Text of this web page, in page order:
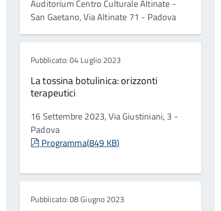
Auditorium Centro Culturale Altinate -
San Gaetano, Via Altinate 71 - Padova
Pubblicato: 04 Luglio 2023
La tossina botulinica: orizzonti
terapeutici
16 Settembre 2023, Via Giustiniani, 3 -
Padova
pdf
Programma(849 KB)
Pubblicato: 08 Giugno 2023